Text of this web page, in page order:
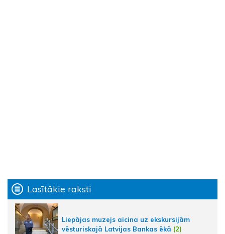
Lasītākie raksti
Liepājas muzejs aicina uz ekskursijām
vēsturiskajā Latvijas Bankas ēkā (2)